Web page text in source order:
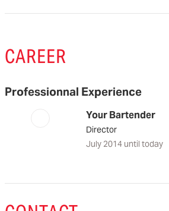
CAREER
Professionnal Experience
Your Bartender
Director
July 2014 until today